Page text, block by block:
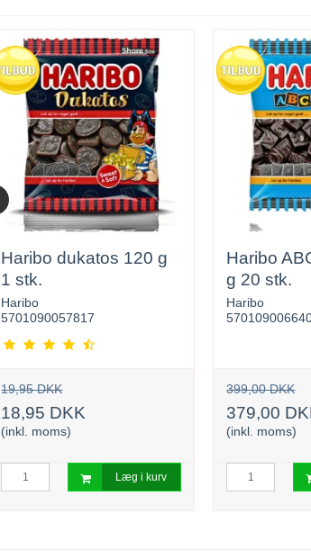
Haribo dukatos 120 g
1 stk.
Haribo
5701090057817
19,95 DKK
18,95 DKK
(inkl. moms)
Læg i kurv
Haribo
g 20 stk.
Haribo
399,00 DKK
379,00
(inkl. moms)